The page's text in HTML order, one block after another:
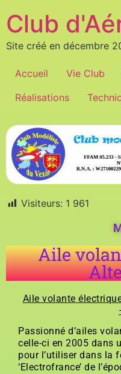
Club
Site créé en décembre
Accueil Vie Club
Réalisations
Visiteurs: 1 961
Aile
Aile volante
Passionné d’ailes
celle-ci en 2005 dans
pour l’utiliser dans la
‘Electrofrance’ de